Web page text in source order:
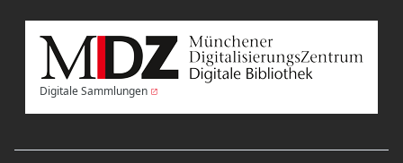
Digitale Sammlungen